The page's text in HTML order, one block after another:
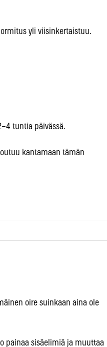
yli viisinkertaistuu.
tuntia päivässä.
kantamaan tämän
oire suinkaan aina ole
painaa sisäelimiä ja muuttaa